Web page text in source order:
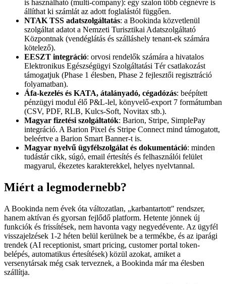
is használható (multi-company): egy szalon több cégnévre is
állíthat ki számlát az adott foglalástól függően.
NTAK TSS adatszolgáltatás: a Bookinda közvetlenül
szolgáltat adatot a Nemzeti Turisztikai Adatszolgáltató
Központnak (vendéglátás és szálláshely tenant-ek számára
kötelező).
EESZT integráció: orvosi rendelők számára a hivatalos
Elektronikus Egészségügyi Szolgáltatási Tér csatlakozást
támogatjuk (Phase 1 élesben, Phase 2 fejlesztői regisztráció
folyamatban).
Áfa-kezelés és KATA, átalányadó, cégadózás: beépített
pénzügyi modul élő P&L-lel, könyvelő-export 7 formátumban
(CSV, PDF, RLB, Kulcs-Soft, Novitax stb.).
Magyar fizetési szolgáltatók: Barion, Stripe, SimplePay
integráció. A Barion Pixel és Stripe Connect mind támogatott,
beleértve a Barion Smart Banner-t is.
Magyar nyelvű ügyfélszolgálat és dokumentáció: minden
tudástár cikk, súgó, email értesítés és felhasználói felület
magyarul, ékezetes karakterekkel, helyes nyelvtannal.
Miért a legmodernebb?
A Bookinda nem évek óta változatlan, „karbantartott" rendszer,
hanem aktívan és gyorsan fejlődő platform. Hetente jönnek új
funkciók és frissítések, nem havonta vagy negyedévente. Az ügyfél
visszajelzések 1-2 héten belül kerülnek be a termékbe, és az iparági
trendek (AI receptionist, smart pricing, customer portal token-
belépés, automatikus értesítések) közül azokat, amiket a
versenytársak még csak terveznek, a Bookinda már ma élesben
szállítja.